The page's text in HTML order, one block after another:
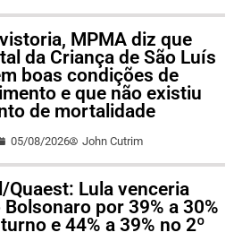
MPMA diz que
da Criança de São Luís
boas condições de
e que não existiu
de mortalidade
05/08/2026 John Cutrim
Quaest: Lula venceria
Bolsonaro por 39% a 30%
e 44% a 39% no 2º